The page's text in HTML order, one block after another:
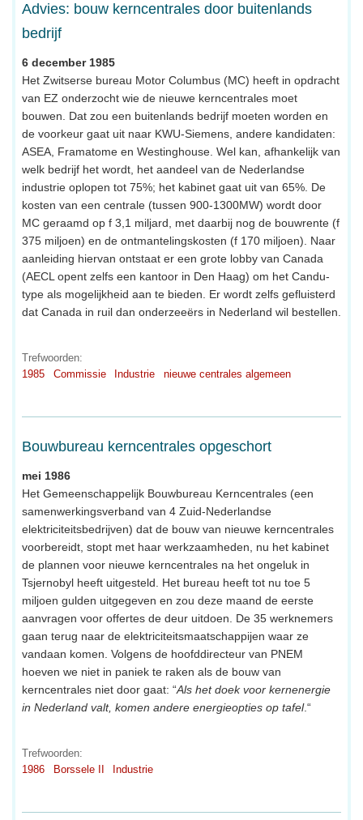
Advies: bouw kerncentrales door buitenlands
bedrijf
6 december 1985
Het Zwitserse bureau Motor Columbus (MC) heeft in opdracht
van EZ onderzocht wie de nieuwe kerncentrales moet
bouwen. Dat zou een buitenlands bedrijf moeten worden en
de voorkeur gaat uit naar KWU-Siemens, andere kandidaten:
ASEA, Framatome en Westinghouse. Wel kan, afhankelijk van
welk bedrijf het wordt, het aandeel van de Nederlandse
industrie oplopen tot 75%; het kabinet gaat uit van 65%. De
kosten van een centrale (tussen 900-1300MW) wordt door
MC geraamd op f 3,1 miljard, met daarbij nog de bouwrente (f
375 miljoen) en de ontmantelingskosten (f 170 miljoen). Naar
aanleiding hiervan ontstaat er een grote lobby van Canada
(AECL opent zelfs een kantoor in Den Haag) om het Candu-
type als mogelijkheid aan te bieden. Er wordt zelfs gefluisterd
dat Canada in ruil dan onderzeeërs in Nederland wil bestellen.
Trefwoorden:
1985
Commissie Industrie nieuwe centrales algemeen
Bouwbureau kerncentrales opgeschort
mei 1986
Het Gemeenschappelijk Bouwbureau Kerncentrales (een
samenwerkingsverband van 4 Zuid-Nederlandse
elektriciteitsbedrijven) dat de bouw van nieuwe kerncentrales
voorbereidt, stopt met haar werkzaamheden, nu het kabinet
de plannen voor nieuwe kerncentrales na het ongeluk in
Tsjernobyl heeft uitgesteld. Het bureau heeft tot nu toe 5
miljoen gulden uitgegeven en zou deze maand de eerste
aanvragen voor offertes de deur uitdoen. De 35 werknemers
gaan terug naar de elektriciteitsmaatschappijen waar ze
vandaan komen. Volgens de hoofddirecteur van PNEM
hoeven we niet in paniek te raken als de bouw van
kerncentrales niet door gaat: “Als het doek voor kernenergie
in Nederland valt, komen andere energieopties op tafel.“
Trefwoorden:
1986
Borssele II Industrie